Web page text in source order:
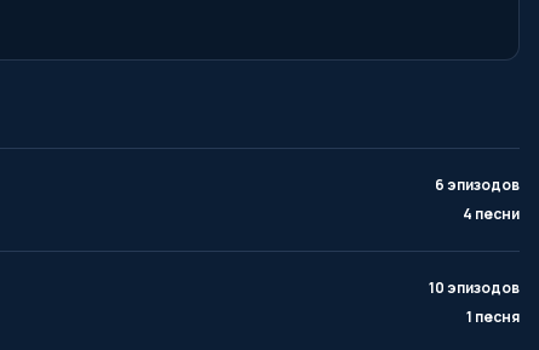
6 эпизодов
4 песни
10 эпизодов
1 песня